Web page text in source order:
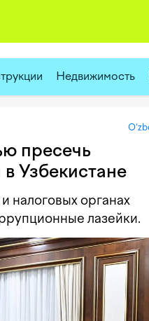
Недвижимость
пресечь
Узбекистане
налоговых органах
лазейки.